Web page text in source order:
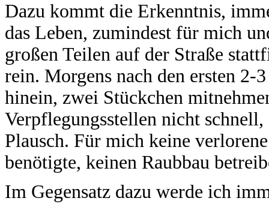
Dazu kommt die Erkenntnis,
das Leben, zumindest für mich
großen Teilen auf der Straße
rein. Morgens nach den ersten
hinein, zwei Stückchen
Verpflegungsstellen nicht schnell,
Plausch. Für mich keine
benötigte, keinen Raubbau
Im Gegensatz dazu werde ich